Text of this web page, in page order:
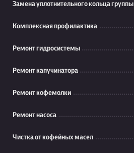
Замена уплотнительного кольца группы
Комплексная профилактика
Ремонт гидросистемы
Ремонт капучинатора
Ремонт кофемолки
Ремонт насоса
Чистка от кофейных масел